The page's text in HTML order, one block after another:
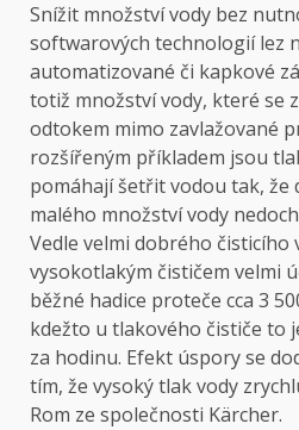
Snížit množství vody bez
softwarových technologií lez
automatizované či kapkové
totiž množství vody, které se
odtokem mimo zavlažované
rozšířeným příkladem jsou
pomáhají šetřit vodou tak, že
malého množství vody
Vedle velmi dobrého
vysokotlakým čističem velmi
běžné hadice proteče cca 3
kdežto u tlakového čističe to
za hodinu. Efekt úspory se
tím, že vysoký tlak vody
Rom ze společnosti Kärcher.